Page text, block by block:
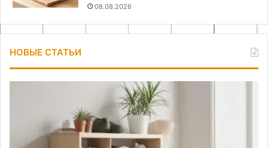
08.08.2026
НОВЫЕ СТАТЬИ